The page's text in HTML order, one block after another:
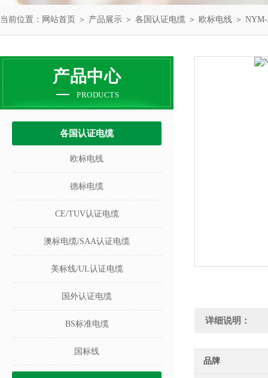
当前位置： 网站首页 ＞ 产品展示 ＞ 各国认证电缆 ＞ 欧标电线 ＞
产品中心
PRODUCTS
各国认证电缆
欧标电线
德标电缆
CE/TUV认证电缆
澳标电缆/SAA认证电缆
美标线/UL认证电缆
国外认证电缆
BS标准电缆
国标线
详细说明：
品牌